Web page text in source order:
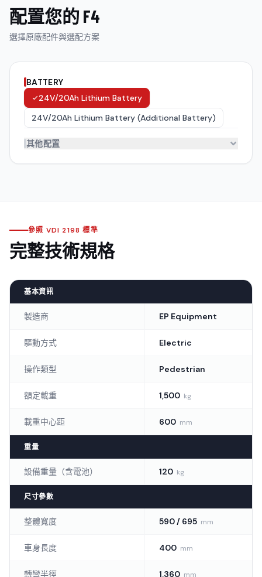
配置您的F4
選擇原廠配件與選配方案
BATTERY
24V/20Ah Lithium Battery
24V/20Ah Lithium Battery (Additional Battery)
其他配置
參照 VDI 2198 標準
完整技術規格
基本資訊
製造商 EP Equipment
驅動方式 Electric
操作類型 Pedestrian
額定載重 1,500 kg
載重中心距 600 mm
重量
設備重量（含電池） 120 kg
尺寸參數
整體寬度 590 / 695 mm
車身長度 400 mm
轉彎半徑 1,360 mm